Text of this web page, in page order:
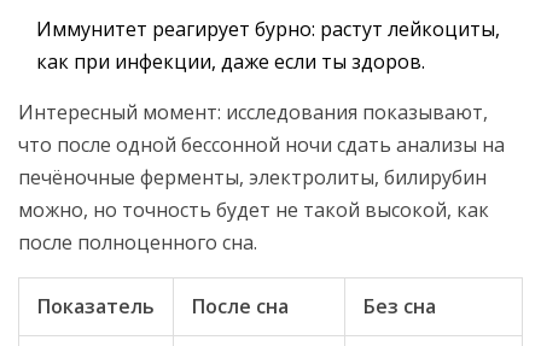
Иммунитет реагирует бурно: растут лейкоциты,
как при инфекции, даже если ты здоров.
Интересный момент: исследования показывают,
что после одной бессонной ночи сдать анализы на
печёночные ферменты, электролиты, билирубин
можно, но точность будет не такой высокой, как
после полноценного сна.
Показатель После сна Без сна